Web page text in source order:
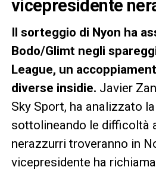
vicepresidente
Il sorteggio di Nyon ha
Bodo/Glimt negli
League, un
diverse insidie. Javier
Sky Sport, ha analizzato
sottolineando le difficoltà
nerazzurri troveranno in
vicepresidente ha